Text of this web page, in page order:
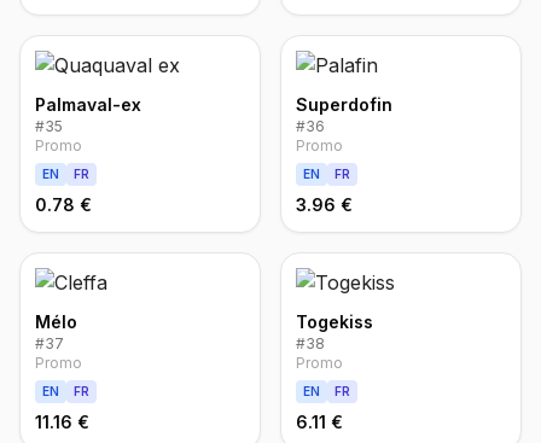
Palmaval-ex
#35
Promo
EN FR
0.78 €
Superdofin
#36
Promo
EN FR
3.96 €
Mélo
#37
Promo
EN FR
11.16 €
Togekiss
#38
Promo
EN FR
6.11 €